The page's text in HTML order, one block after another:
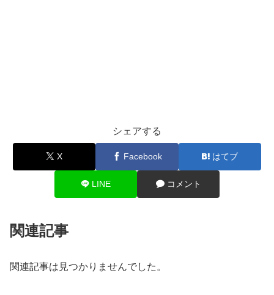
シェアする
X Facebook はてブ
LINE コメント
関連記事
関連記事は見つかりませんでした。